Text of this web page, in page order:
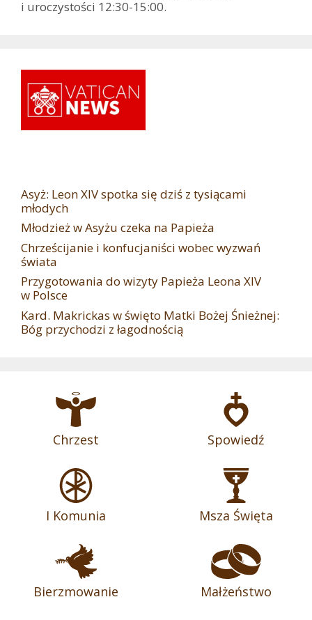
i uroczystości 12:30-15:00.
Asyż: Leon XIV spotka się dziś z tysiącami
młodych
Młodzież w Asyżu czeka na Papieża
Chrześcijanie i konfucjaniści wobec wyzwań
świata
Przygotowania do wizyty Papieża Leona XIV
w Polsce
Kard. Makrickas w święto Matki Bożej Śnieżnej:
Bóg przychodzi z łagodnością
Chrzest Spowiedź
I Komunia Msza Święta
Bierzmowanie Małżeństwo